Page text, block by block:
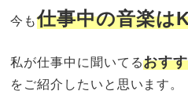
今も仕事中の音楽は
私が仕事中に聞いてるおす
をご紹介したいと思います。